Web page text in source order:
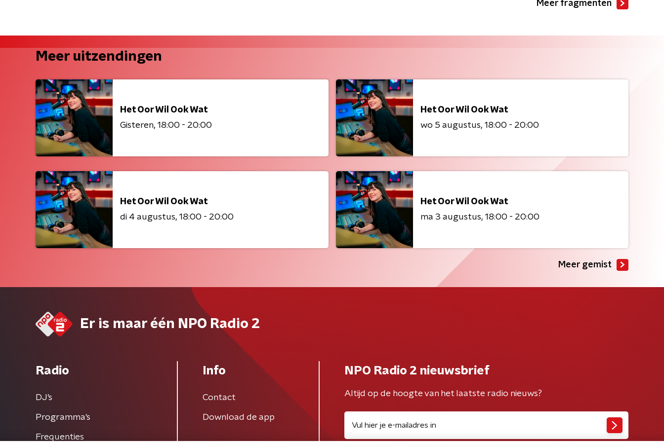
Meer fragmenten
Meer uitzendingen
Het Oor Wil Ook Wat
Gisteren 18:00 - 20:00
Het Oor Wil Ook Wat
wo 5 augustus 18:00 - 20:00
Het Oor Wil Ook Wat
di 4 augustus 18:00 - 20:00
Het Oor Wil Ook Wat
ma 3 augustus 18:00 - 20:00
Meer gemist
Er is maar één NPO Radio 2
Radio
DJ’s
Programma's
Frequenties
Info
Contact
Download de app
NPO Radio 2 nieuwsbrief
Altijd op de hoogte van het laatste radio nieuws?